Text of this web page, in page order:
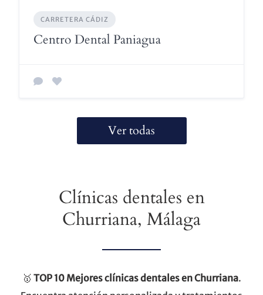
CARRETERA CÁDIZ
Centro Dental Paniagua
Ver todas
Clínicas dentales en
Churriana, Málaga
🥇 TOP 10 Mejores clínicas dentales en Churriana.